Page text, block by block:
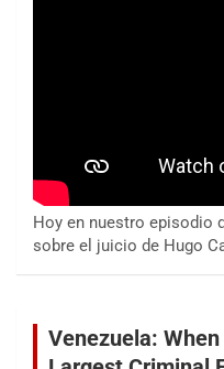
Hoy en nuestro episodio
sobre el juicio de Hugo
Venezuela: